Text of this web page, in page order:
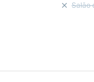
Salão